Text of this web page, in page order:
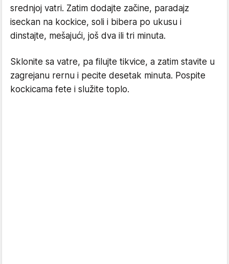
srednjoj vatri. Zatim dodajte začine, paradajz
iseckan na kockice, soli i bibera po ukusu i
dinstajte, mešajući, još dva ili tri minuta.
Sklonite sa vatre, pa filujte tikvice, a zatim stavite u
zagrejanu rernu i pecite desetak minuta. Pospite
kockicama fete i služite toplo.